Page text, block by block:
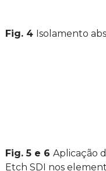
Fig. 4 Isolamento
Fig. 5 e 6 Aplicação
Etch SDI nos